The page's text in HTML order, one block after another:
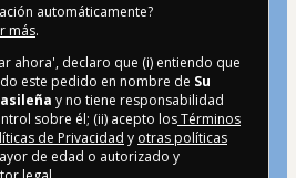
automáticamente?
más.
ahora', declaro que (i) entiendo que
este pedido en nombre de Su
y no tiene responsabilidad
sobre él; (ii) acepto losTérminos
de Privacidad y otras políticas
de edad o autorizado y